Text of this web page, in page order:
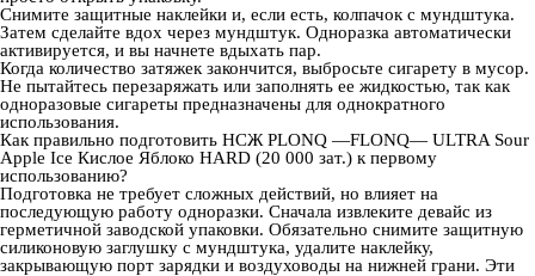
Снимите защитные наклейки и, если есть, колпачок с мундштука.
Затем сделайте вдох через мундштук. Одноразка автоматически
активируется, и вы начнете вдыхать пар.
Когда количество затяжек закончится, выбросьте сигарету в мусор.
Не пытайтесь перезаряжать или заполнять ее жидкостью, так как
одноразовые сигареты предназначены для однократного
использования.
Как правильно подготовить НСЖ PLONQ —FLONQ— ULTRA Sour
Apple Ice Кислое Яблоко HARD (20 000 зат.) к первому
использованию?
Подготовка не требует сложных действий, но влияет на
последующую работу одноразки. Сначала извлеките девайс из
герметичной заводской упаковки. Обязательно снимите защитную
силиконовую заглушку с мундштука, удалите наклейку,
закрывающую порт зарядки и воздуховоды на нижней грани. Эти